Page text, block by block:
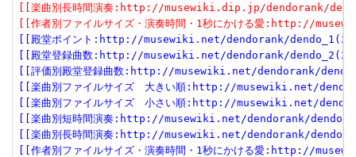
[[楽曲別長時間演奏:http://musewiki.dip.jp/dendorank/
[[作者別ファイルサイズ・演奏時間・1秒にかける愛:http://
[[殿堂ポイント:http://musewiki.net/dendorank/
[[殿堂登録曲数:http://musewiki.net/dendorank/
[[評価別殿堂登録曲数:http://musewiki.net/dendorank/
[[楽曲別ファイルサイズ　大きい順:http://musewiki.net/
[[楽曲別ファイルサイズ　小さい順:http://musewiki.net/
[[楽曲別短時間演奏:http://musewiki.net/dendorank/
[[楽曲別長時間演奏:http://musewiki.net/dendorank/
[[作者別ファイルサイズ・演奏時間・1秒にかける愛:http://